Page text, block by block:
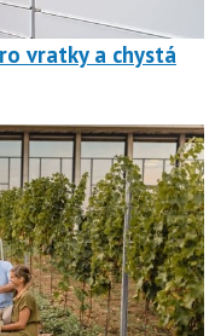
vratky a chystá